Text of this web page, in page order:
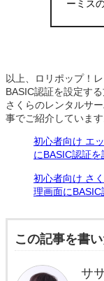
ーミス
以上、ロリポップ！
BASIC認証を設定す
さくらのレンタルサ
事でご紹介しています
初心者向け エ
にBASIC認証
初心者向け さ
理画面にBASIC
この記事を書
サ